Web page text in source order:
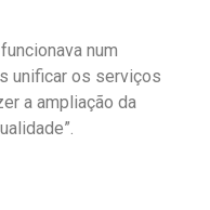
num
unificar os serviços
a ampliação da